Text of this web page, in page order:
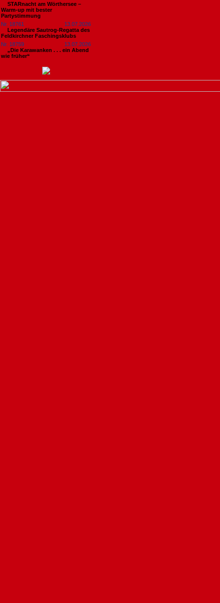
STARnacht am Wörthersee –
Warm-up mit bester
Partystimmung
Nr. 18761
13.07.2026
Legendäre Sautrog-Regatta des
Feldkirchner Faschingsklubs
Nr. 18759
13.07.2026
„Die Karawanken . . . ein Abend
wie früher“